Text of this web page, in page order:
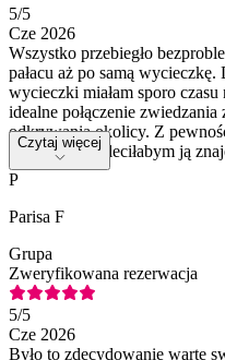
5/5
Cze 2026
Wszystko przebiegło
pałacu aż po samą
wycieczki miałam sporo
idealne połączenie
odkrywania okolicy. Z
ponownie i poleciłabym ją
Czytaj więcej
P
Parisa F
Grupa
Zweryfikowana rezerwacja
5/5
Cze 2026
Było to zdecydowanie warte